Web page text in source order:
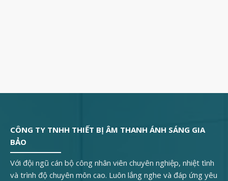
CÔNG TY TNHH THIẾT BỊ ÂM THANH ÁNH SÁNG GIA
BẢO
Với đội ngũ cán bộ công nhân viên chuyên nghiệp, nhiệt tình
và trình độ chuyên môn cao. Luôn lắng nghe và đáp ứng yêu